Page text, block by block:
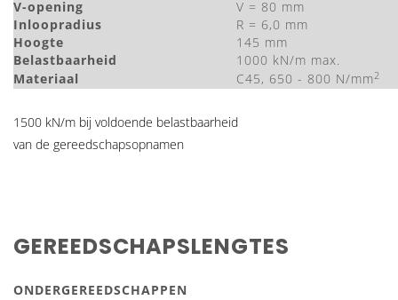
V-opening
V = 80 mm
Inloopradius
R = 6,0 mm
Hoogte
145 mm
Belastbaarheid
1000 kN/m max.
Materiaal
C45, 650 - 800 N/mm2
1500 kN/m bij voldoende belastbaarheid
van de gereedschapsopnamen
GEREEDSCHAPSLENGTES
ONDERGEREEDSCHAPPEN